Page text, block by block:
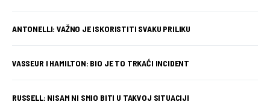
ANTONELLI: VAŽNO JE ISKORISTITI SVAKU PRILIKU
VASSEUR I HAMILTON: BIO JE TO TRKAĆI INCIDENT
RUSSELL: NISAM NI SMIO BITI U TAKVOJ SITUACIJI